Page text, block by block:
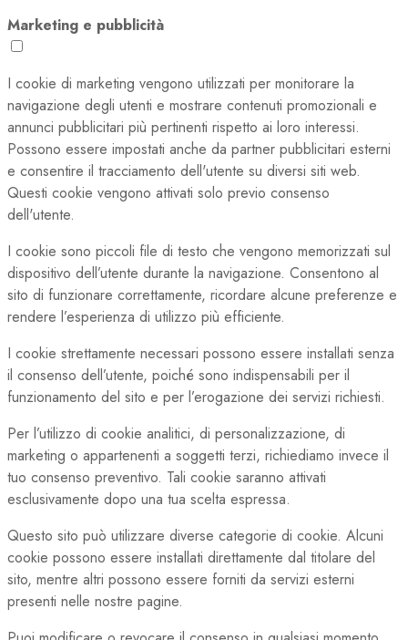
Marketing e pubblicità
I cookie di marketing vengono utilizzati per monitorare la
navigazione degli utenti e mostrare contenuti promozionali e
annunci pubblicitari più pertinenti rispetto ai loro interessi.
Possono essere impostati anche da partner pubblicitari esterni
e consentire il tracciamento dell'utente su diversi siti web.
Questi cookie vengono attivati solo previo consenso
dell'utente.
I cookie sono piccoli file di testo che vengono memorizzati sul
dispositivo dell’utente durante la navigazione. Consentono al
sito di funzionare correttamente, ricordare alcune preferenze e
rendere l’esperienza di utilizzo più efficiente.
I cookie strettamente necessari possono essere installati senza
il consenso dell’utente, poiché sono indispensabili per il
funzionamento del sito e per l’erogazione dei servizi richiesti.
Per l’utilizzo di cookie analitici, di personalizzazione, di
marketing o appartenenti a soggetti terzi, richiediamo invece il
tuo consenso preventivo. Tali cookie saranno attivati
esclusivamente dopo una tua scelta espressa.
Questo sito può utilizzare diverse categorie di cookie. Alcuni
cookie possono essere installati direttamente dal titolare del
sito, mentre altri possono essere forniti da servizi esterni
presenti nelle nostre pagine.